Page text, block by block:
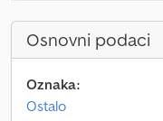
Osnovni podaci
Oznaka:
Ostalo